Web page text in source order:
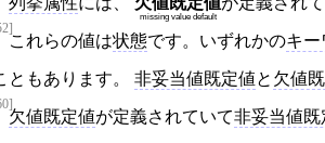
missing value default
これらの値は状態です。いずれかのキー
ともあります。 非妥当値既定値と 欠値
欠値既定値が定義されていて非妥当値既